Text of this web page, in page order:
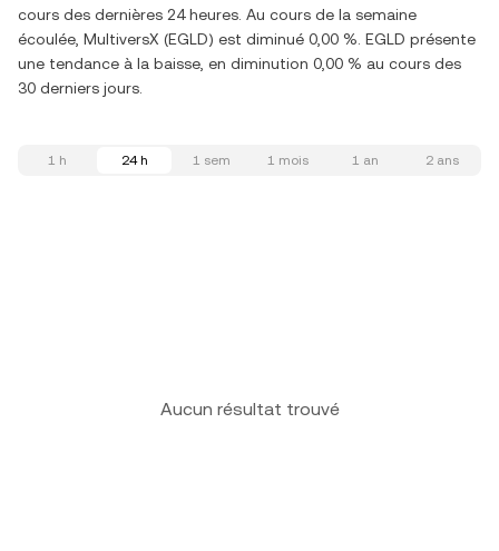
cours des dernières 24 heures. Au cours de la semaine
écoulée, MultiversX (EGLD) est diminué 0,00 %. EGLD présente
une tendance à la baisse, en diminution 0,00 % au cours des
30 derniers jours.
1 h 24 h 1 sem 1 mois 1 an 2 ans
Aucun résultat trouvé